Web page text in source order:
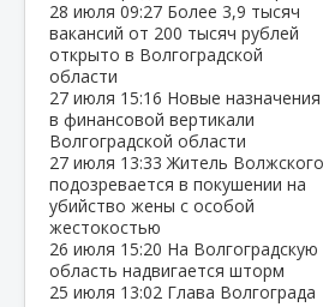
28 июля 09:27 Более 3,9 тысяч
вакансий от 200 тысяч рублей
открыто в Волгоградской
области
27 июля 15:16 Новые назначения
в финансовой вертикали
Волгоградской области
27 июля 13:33Житель Волжского
подозревается в покушении на
убийство жены с особой
жестокостью
26 июля 15:20 На Волгоградскую
область надвигается шторм
25 июля 13:02 Глава Волгограда